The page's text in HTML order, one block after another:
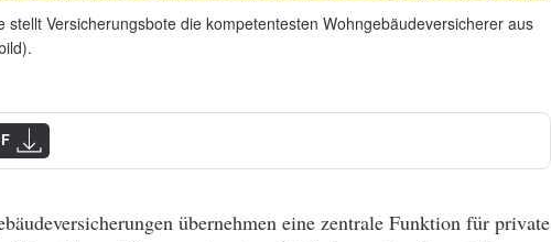
stellt Versicherungsbote die kompetentesten Wohngebäudeversicherer aus
übernehmen eine zentrale Funktion für private